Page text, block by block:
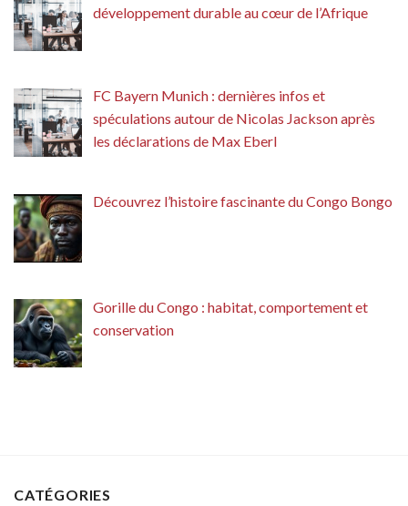
développement durable au cœur de l’Afrique
FC Bayern Munich : dernières infos et
spéculations autour de Nicolas Jackson après
les déclarations de Max Eberl
Découvrez l’histoire fascinante du Congo Bongo
Gorille du Congo : habitat, comportement et
conservation
CATÉGORIES